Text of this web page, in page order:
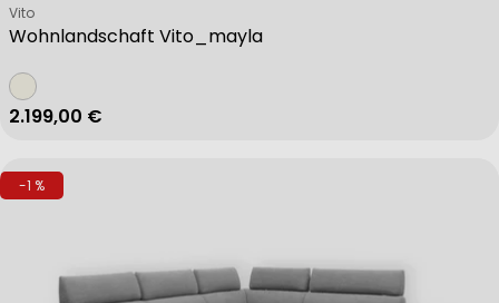
Wohnlandschaft Vito_mayla
Verkäufer:
Vito
Regulärer Preis
2.199,00 €
-1 %